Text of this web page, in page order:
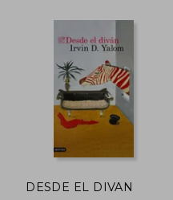
DESDE EL DIVAN